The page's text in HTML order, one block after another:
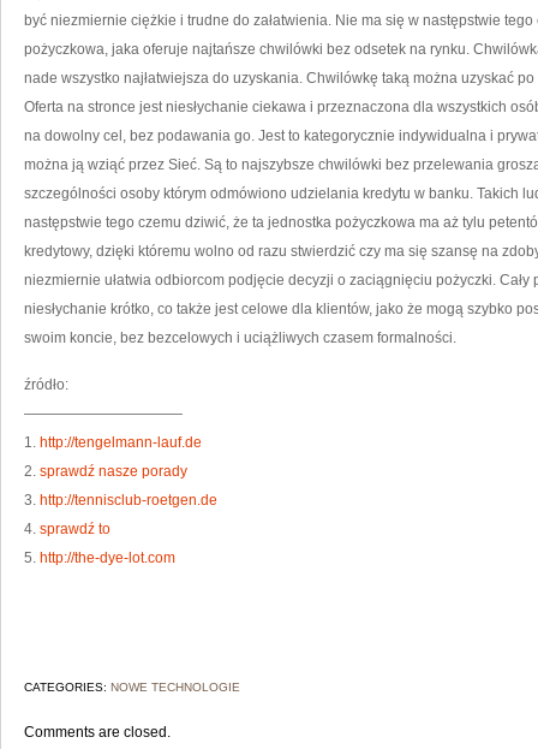
być niezmiernie ciężkie i trudne do załatwienia. Nie ma się w następstwie
pożyczkowa, jaka oferuje najtańsze chwilówki bez odsetek na rynku.
nade wszystko najłatwiejsza do uzyskania. Chwilówkę taką można uzyskać
Oferta na stronce jest niesłychanie ciekawa i przeznaczona dla wszystkich
na dowolny cel, bez podawania go. Jest to kategorycznie indywidualna i
można ją wziąć przez Sieć. Są to najszybsze chwilówki bez przelewania
szczególności osoby którym odmówiono udzielania kredytu w banku. Takich
następstwie tego czemu dziwić, że ta jednostka pożyczkowa ma aż tylu
kredytowy, dzięki któremu wolno od razu stwierdzić czy ma się szansę na
niezmiernie ułatwia odbiorcom podjęcie decyzji o zaciągnięciu pożyczki.
niesłychanie krótko, co także jest celowe dla klientów, jako że mogą szybko
swoim koncie, bez bezcelowych i uciążliwych czasem formalności.
źródło:
———————————
1. http://tengelmann-lauf.de
2. sprawdź nasze porady
3. http://tennisclub-roetgen.de
4. sprawdź to
5. http://the-dye-lot.com
CATEGORIES: NOWE TECHNOLOGIE
Comments are closed.